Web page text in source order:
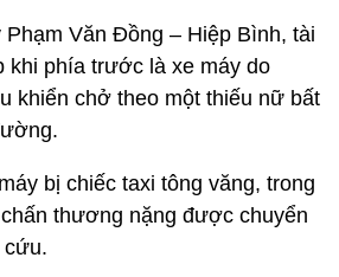
Phạm Văn Đồng – Hiệp Bình, tài
khi phía trước là xe máy do
khiển chở theo một thiếu nữ bất
bị chiếc taxi tông văng, trong
thương nặng được chuyển
cứu.